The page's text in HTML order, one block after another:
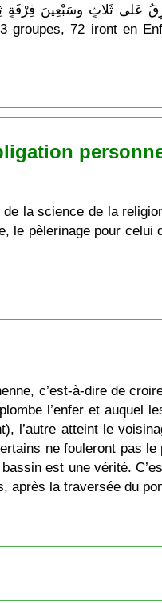
la science de la
le pèlerinage pour celui
c’est-à-dire de
l’enfer et auquel
l’autre atteint le
ne fouleront pas
est une vérité.
après la traversée du